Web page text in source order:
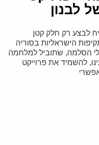
לבנון
לבצע רק חלק קטן
הישראליות בסוריה
הסלמה, שתוביל למלחמה
להשמיד את פרוייקט